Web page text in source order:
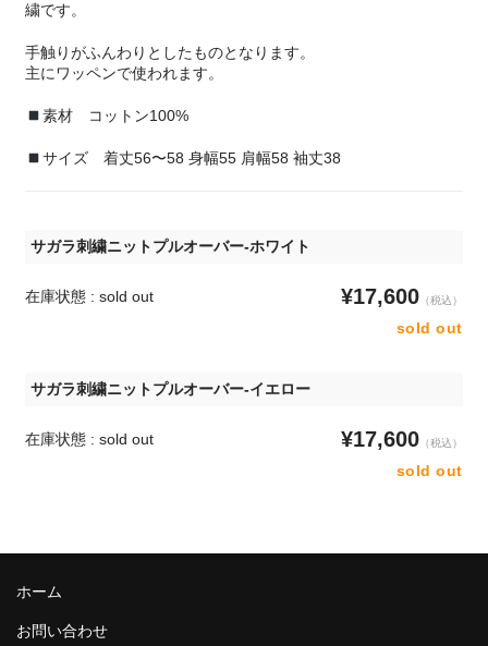
繍です。
手触りがふんわりとしたものとなります。
主にワッペンで使われます。
素材 コットン100%
サイズ 着丈56〜58 身幅55 肩幅58 袖丈38
サガラ刺繍ニットプルオーバー-ホワイト
在庫状態 : sold out ¥17,600（税込）
sold out
サガラ刺繍ニットプルオーバー-イエロー
在庫状態 : sold out ¥17,600（税込）
sold out
ホーム
お問い合わせ